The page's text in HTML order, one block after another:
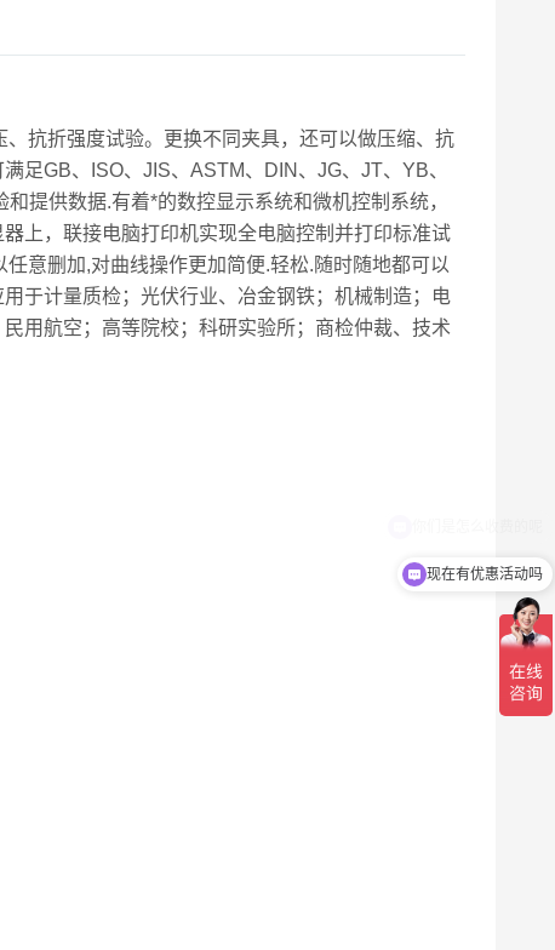
现在有优惠活动吗
抗折强度试验。更换不同夹具，还可以做压缩、抗
足GB、ISO、JIS、ASTM、DIN、JG、JT、YB、
提供数据.有着*的数控显示系统和微机控制系统，
上，联接电脑打印机实现全电脑控制并打印标准试
意删加,对曲线操作更加简便.轻松.随时随地都可以
于计量质检；光伏行业、冶金钢铁；机械制造；电
用航空；高等院校；科研实验所；商检仲裁、技术